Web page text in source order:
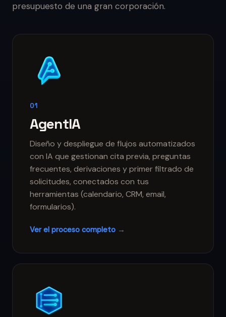
presupuesto de una gran corporación.
01
AgentIA
Diseño y despliegue de flujos automatizados
con IA que gestionan cita previa, preguntas
frecuentes, derivaciones y primer filtrado de
solicitudes, conectados con tus
herramientas (calendario, CRM, email,
formularios).
Ver el proceso completo →